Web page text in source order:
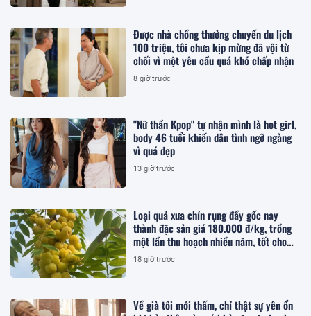
Được nhà chồng thưởng chuyến du lịch
100 triệu, tôi chưa kịp mừng đã vội từ
chối vì một yêu cầu quá khó chấp nhận
8 giờ trước
"Nữ thần Kpop" tự nhận mình là hot girl,
body 46 tuổi khiến dân tình ngỡ ngàng
vì quá đẹp
13 giờ trước
Loại quả xưa chín rụng đầy gốc nay
thành đặc sản giá 180.000 đ/kg, trồng
một lần thu hoạch nhiều năm, tốt cho
sức khỏe
18 giờ trước
Về già tôi mới thấm, chỉ thật sự yên ổn